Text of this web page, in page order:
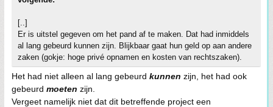
[..]
Er is uitstel gegeven om het pand af te maken. Dat had inmiddels
al lang gebeurd kunnen zijn. Blijkbaar gaat hun geld op aan andere
zaken (gokje: hoge privé opnamen en kosten van rechtszaken).
Het had niet alleen al lang gebeurd kunnen zijn, het had ook
gebeurd moeten zijn.
Vergeet namelijk niet dat dit betreffende project een